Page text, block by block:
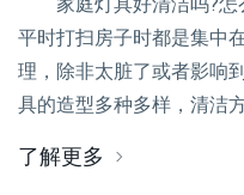
平时打扫房子时都是集中
理，除非太脏了或者影响
具的造型多种多样，清洁
了解更多